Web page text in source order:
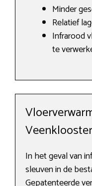
Minder
Relatief
Infrarood
te
Veenklooster
In het geval van
sleuven in de